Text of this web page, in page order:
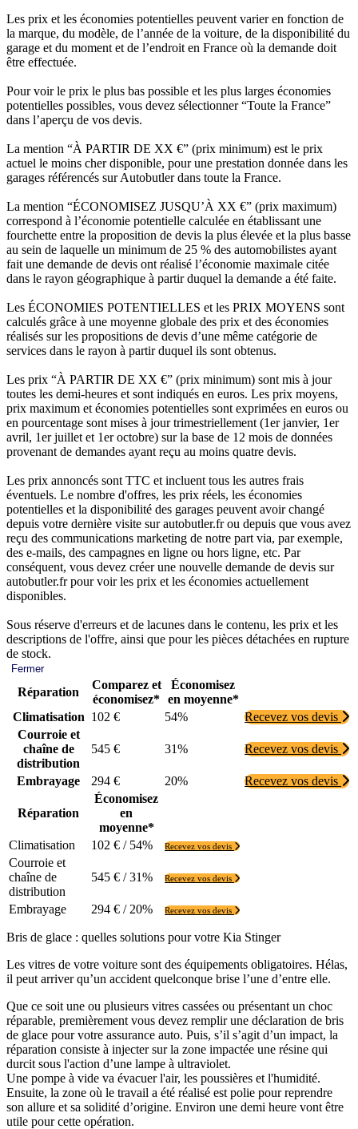
Les prix et les économies potentielles peuvent varier en fonction de
la marque, du modèle, de l’année de la voiture, de la disponibilité du
garage et du moment et de l’endroit en France où la demande doit
être effectuée.
Pour voir le prix le plus bas possible et les plus larges économies
potentielles possibles, vous devez sélectionner “Toute la France”
dans l’aperçu de vos devis.
La mention “À PARTIR DE XX €” (prix minimum) est le prix
actuel le moins cher disponible, pour une prestation donnée dans les
garages référencés sur Autobutler dans toute la France.
La mention “ÉCONOMISEZ JUSQU’À XX €” (prix maximum)
correspond à l’économie potentielle calculée en établissant une
fourchette entre la proposition de devis la plus élevée et la plus basse
au sein de laquelle un minimum de 25 % des automobilistes ayant
fait une demande de devis ont réalisé l’économie maximale citée
dans le rayon géographique à partir duquel la demande a été faite.
Les ÉCONOMIES POTENTIELLES et les PRIX MOYENS sont
calculés grâce à une moyenne globale des prix et des économies
réalisés sur les propositions de devis d’une même catégorie de
services dans le rayon à partir duquel ils sont obtenus.
Les prix “À PARTIR DE XX €” (prix minimum) sont mis à jour
toutes les demi-heures et sont indiqués en euros. Les prix moyens,
prix maximum et économies potentielles sont exprimées en euros ou
en pourcentage sont mises à jour trimestriellement (1er janvier, 1er
avril, 1er juillet et 1er octobre) sur la base de 12 mois de données
provenant de demandes ayant reçu au moins quatre devis.
Les prix annoncés sont TTC et incluent tous les autres frais
éventuels. Le nombre d'offres, les prix réels, les économies
potentielles et la disponibilité des garages peuvent avoir changé
depuis votre dernière visite sur autobutler.fr ou depuis que vous avez
reçu des communications marketing de notre part via, par exemple,
des e-mails, des campagnes en ligne ou hors ligne, etc. Par
conséquent, vous devez créer une nouvelle demande de devis sur
autobutler.fr pour voir les prix et les économies actuellement
disponibles.
Sous réserve d'erreurs et de lacunes dans le contenu, les prix et les
descriptions de l'offre, ainsi que pour les pièces détachées en rupture
de stock.
Fermer
Réparation
Comparez et
économisez*
Économisez
en moyenne*
Climatisation 102 € 54%
Recevez vos devis
Courroie et
chaîne de
distribution
545 € 31% Recevez vos devis
Embrayage 294 € 20% Recevez vos devis
Réparation
Économisez
en
moyenne*
Climatisation
102 € / 54% Recevez vos devis
Courroie et
chaîne de
distribution
545 € / 31% Recevez vos devis
Embrayage 294 € / 20% Recevez vos devis
Bris de glace : quelles solutions pour votre Kia Stinger
Les vitres de votre voiture sont des équipements obligatoires. Hélas,
il peut arriver qu’un accident quelconque brise l’une d’entre elle.
Que ce soit une ou plusieurs vitres cassées ou présentant un choc
réparable, premièrement vous devez remplir une déclaration de bris
de glace pour votre assurance auto. Puis, s’il s’agit d’un impact, la
réparation consiste à injecter sur la zone impactée une résine qui
durcit sous l'action d’une lampe à ultraviolet.
Une pompe à vide va évacuer l'air, les poussières et l'humidité.
Ensuite, la zone où le travail a été réalisé est polie pour reprendre
son allure et sa solidité d’origine. Environ une demi heure vont être
utile pour cette opération.